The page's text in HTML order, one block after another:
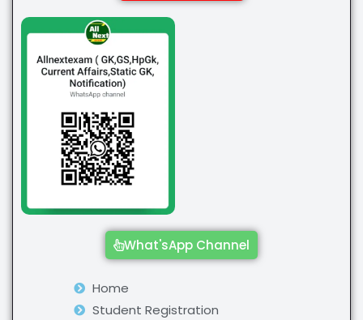
What'sApp Channel
Home
Student Registration